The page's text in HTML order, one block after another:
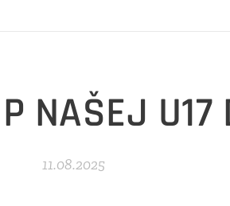
NAŠEJ U17
11.08.2025